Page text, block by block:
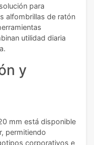
para
alfombrillas de ratón
utilidad diaria
y
mm está disponible
permitiendo
corporativos e